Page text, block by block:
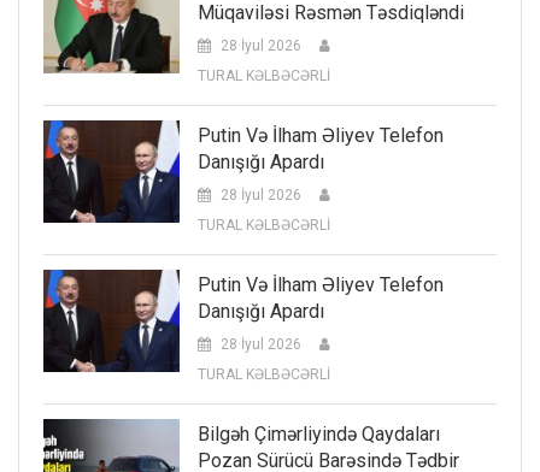
Müqaviləsi Rəsmən Təsdiqləndi
28 İyul 2026
TURAL KƏLBƏCƏRLİ
Putin Və İlham Əliyev Telefon
Danışığı Apardı
28 İyul 2026
TURAL KƏLBƏCƏRLİ
Putin Və İlham Əliyev Telefon
Danışığı Apardı
28 İyul 2026
TURAL KƏLBƏCƏRLİ
Bilgəh Çimərliyində Qaydaları
Pozan Sürücü Barəsində Tədbir